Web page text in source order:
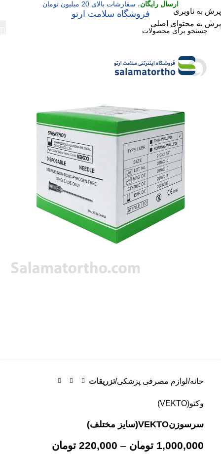
پرش به ناوبری
پرش به محتوای اصلی
ارسال رایگان، سفارشات بالای 20 میلیون تومان
فروشگاه سلامت ارتو
خانه لوازم مصرفی پزشکی تزریقات
وکتو(VEKTO)
سرسوزنVEKTO(سایز مختلف)
1,000,000 تومان –
220,000 تومان